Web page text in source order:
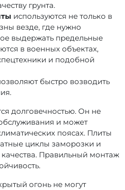
грунта.
используются не только в
везде, где нужно
выдержать предельные
в военных объектах,
и подобной
быстро возводить
долговечностью. Он не
и может
поясах. Плиты
циклы заморозки и
Правильный монтаж
огонь не могут